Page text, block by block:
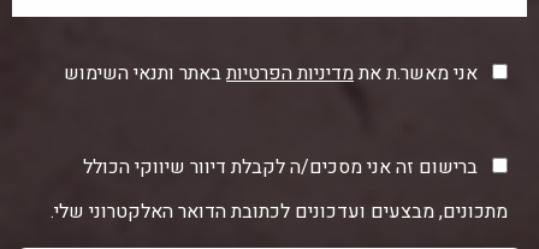
אני מאשר.ת אתמדיניות הפרטיותבאתר ותנאי השימוש
ברישום זה אני מסכים/ה לקבלת דיוור שיווקי הכולל
מתכונים, מבצעים ועדכונים לכתובת הדואר האלקטרוני שלי.